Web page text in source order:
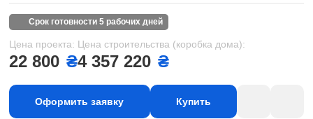
срок готовности 5 рабочих дней
Цена проекта:
22 800 ₴
Цена строительства (коробка дома):
4 357 220 ₴
Оформить заявку Купить